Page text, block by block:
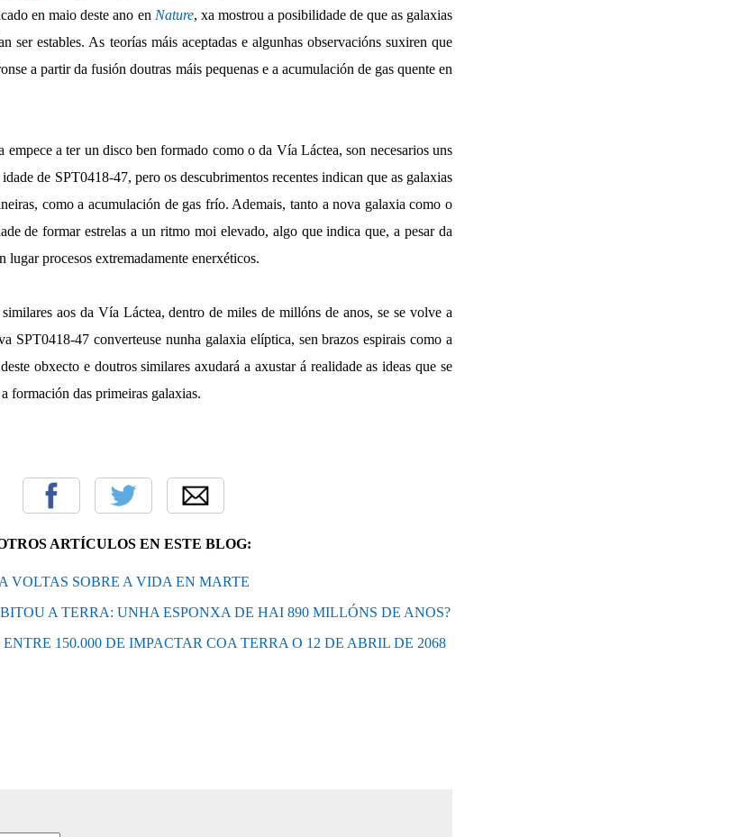
en maio deste ano en Nature, xa mostrou a posibilidade de que as galaxias
ser estables. As teorías máis aceptadas e algunhas observacións suxiren que
a partir da fusión doutras máis pequenas e a acumulación de gas quente en
empece a ter un disco ben formado como o da Vía Láctea, son necesarios uns
de SPT0418-47, pero os descubrimentos recentes indican que as galaxias
como a acumulación de gas frío. Ademais, tanto a nova galaxia como o
de formar estrelas a un ritmo moi elevado, algo que indica que, a pesar da
lugar procesos extremadamente enerxéticos.
aos da Vía Láctea, dentro de miles de millóns de anos, se se volve a
SPT0418-47 converteuse nunha galaxia elíptica, sen brazos espirais como a
obxecto e doutros similares axudará a axustar á realidade as ideas que se
formación das primeiras galaxias.
ARTÍCULOS EN ESTE BLOG:
A VOLTAS SOBRE A VIDA EN MARTE
A TERRA: UNHA ESPONXA DE HAI 890 MILLÓNS DE ANOS?
150.000 DE IMPACTAR COA TERRA O 12 DE ABRIL DE 2068